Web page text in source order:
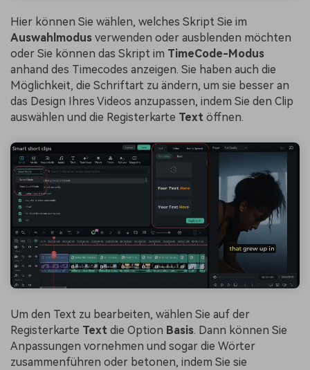
Hier können Sie wählen, welches Skript Sie im
Auswahlmodus verwenden oder ausblenden möchten
oder Sie können das Skript im TimeCode-Modus
anhand des Timecodes anzeigen. Sie haben auch die
Möglichkeit, die Schriftart zu ändern, um sie besser an
das Design Ihres Videos anzupassen, indem Sie den Clip
auswählen und die Registerkarte Text öffnen.
Um den Text zu bearbeiten, wählen Sie auf der
Registerkarte Text die Option Basis. Dann können Sie
Anpassungen vornehmen und sogar die Wörter
zusammenführen oder betonen, indem Sie sie